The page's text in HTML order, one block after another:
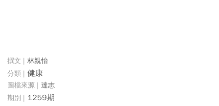
林親怡
健康
達志
1259期